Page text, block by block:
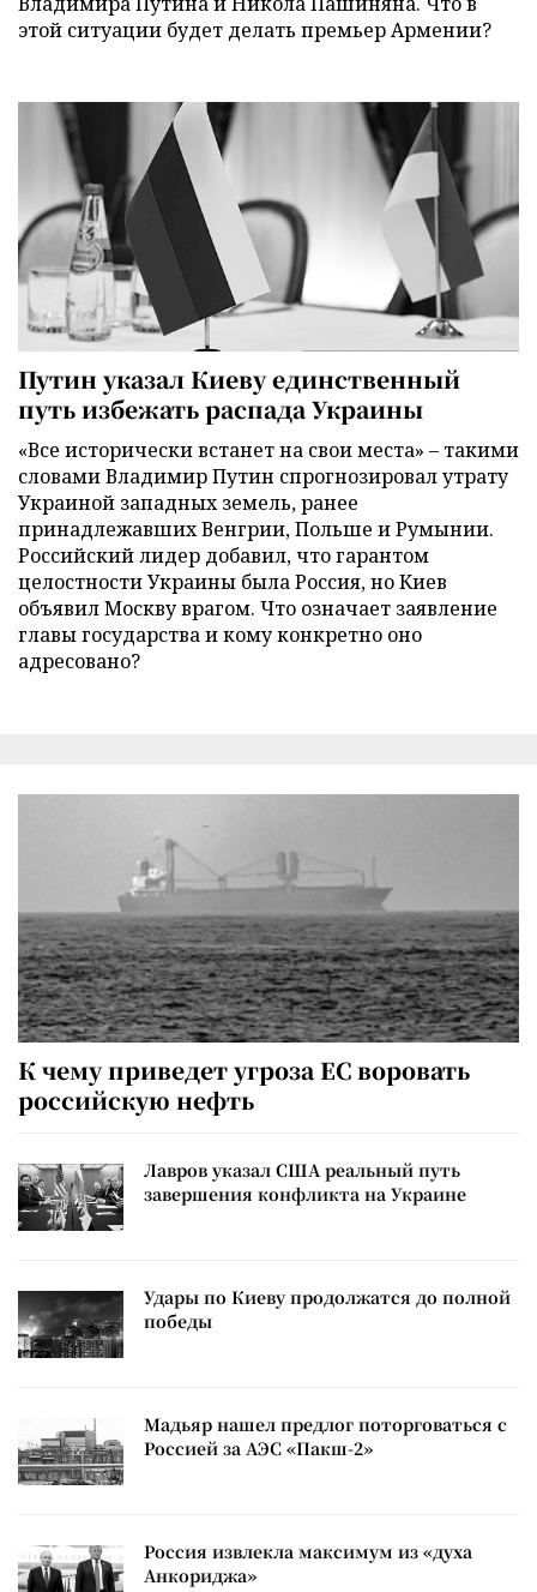
этой ситуации будет делать премьер Армении?
Путин указал Киеву единственный
путь избежать распада Украины
«Все исторически встанет на свои места» – такими
словами Владимир Путин спрогнозировал утрату
Украиной западных земель, ранее
принадлежавших Венгрии, Польше и Румынии.
Российский лидер добавил, что гарантом
целостности Украины была Россия, но Киев
объявил Москву врагом. Что означает заявление
главы государства и кому конкретно оно
адресовано?
К чему приведет угроза ЕС воровать
российскую нефть
Лавров указал США реальный путь
завершения конфликта на Украине
Удары по Киеву продолжатся до полной
победы
Мадьяр нашел предлог поторговаться с
Россией за АЭС «Пакш-2»
Россия извлекла максимум из «духа
Анкориджа»